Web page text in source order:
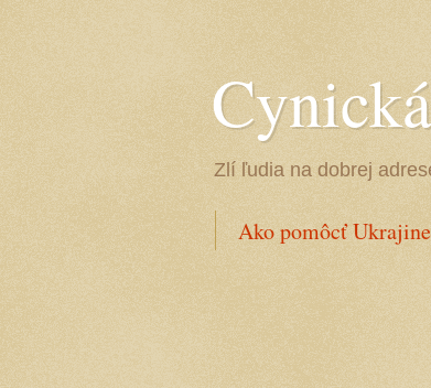
Zlí ľudia na dobrej
Ako pomôcť Ukrajine